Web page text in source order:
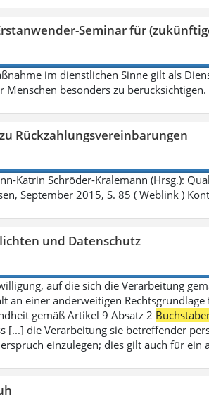
Erstanwender-Seminar für
im dienstlichen Sinne gilt als
Menschen besonders zu berücksichtigen.
Rückzahlungsvereinbarungen
Katrin Schröder-Kralemann (Hrsg.):
September 2015, S. 85 ( Weblink )
und Datenschutz
auf die sich die Verarbeitung
an einer anderweitigen
gemäß Artikel 9 Absatz 2
[...] die Verarbeitung sie betreffender
einzulegen; dies gilt auch für ein